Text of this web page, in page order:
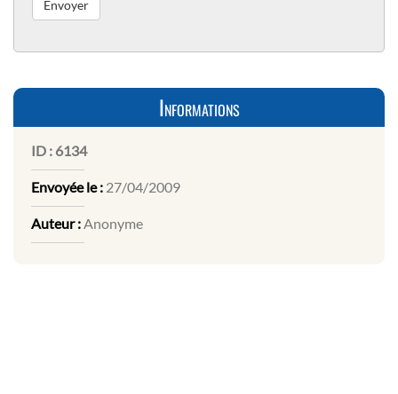
Informations
ID : 6134
Envoyée le : 27/04/2009
Auteur : Anonyme